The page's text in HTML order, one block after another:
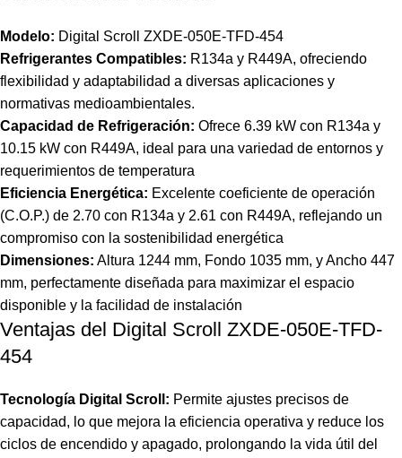
Modelo: Digital Scroll ZXDE-050E-TFD-454
Refrigerantes Compatibles: R134a y R449A, ofreciendo
flexibilidad y adaptabilidad a diversas aplicaciones y
normativas medioambientales.
Capacidad de Refrigeración: Ofrece 6.39 kW con R134a y
10.15 kW con R449A, ideal para una variedad de entornos y
requerimientos de temperatura​
Eficiencia Energética: Excelente coeficiente de operación
(C.O.P.) de 2.70 con R134a y 2.61 con R449A, reflejando un
compromiso con la sostenibilidad energética​
Dimensiones: Altura 1244 mm, Fondo 1035 mm, y Ancho 447
mm, perfectamente diseñada para maximizar el espacio
disponible y la facilidad de instalación​
Ventajas del Digital Scroll ZXDE-050E-TFD-
454
Tecnología Digital Scroll: Permite ajustes precisos de
capacidad, lo que mejora la eficiencia operativa y reduce los
ciclos de encendido y apagado, prolongando la vida útil del